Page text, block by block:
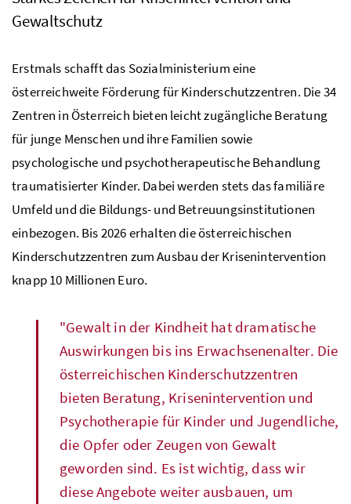
Gewaltschutz
Erstmals schafft das Sozialministerium eine
österreichweite Förderung für Kinderschutzzentren. Die 34
Zentren in Österreich bieten leicht zugängliche Beratung
für junge Menschen und ihre Familien sowie
psychologische und psychotherapeutische Behandlung
traumatisierter Kinder. Dabei werden stets das familiäre
Umfeld und die Bildungs- und Betreuungsinstitutionen
einbezogen. Bis 2026 erhalten die österreichischen
Kinderschutzzentren zum Ausbau der Krisenintervention
knapp 10 Millionen Euro.
"Gewalt in der Kindheit hat dramatische
Auswirkungen bis ins Erwachsenenalter. Die
österreichischen Kinderschutzzentren
bieten Beratung, Krisenintervention und
Psychotherapie für Kinder und Jugendliche,
die Opfer oder Zeugen von Gewalt
geworden sind. Es ist wichtig, dass wir
diese Angebote weiter ausbauen, um